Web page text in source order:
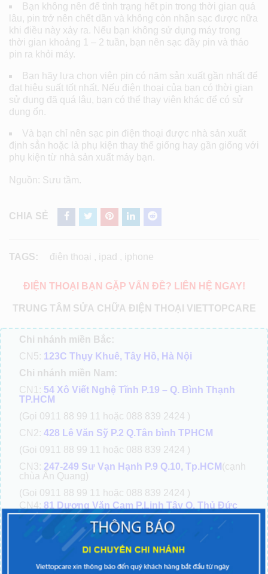
Bạn không nên để tình trạng hết pin trong thời gian quá
lâu, pin trở nên chết dần và không còn nhận sạc được nữa
khi điều này xảy ra. Nếu bạn không sử dụng máy trong
thời gian khoảng 1 – 2 tuần, bạn nên sạc đầy pin và tháo
pin ra khỏi máy.
Bạn hãy lựa chọn viên pin có năm sản xuất gần nhất để
đạt hiệu suất tốt nhất. Nếu điện thoại của bạn có thời gian
sử dụng đã quá lâu, bạn có thể thay viên khác để có sử
dụng ổn.
Và bạn chỉ nên sạc pin điện thoại được nhà sản xuất
định sẳn hoặc là phụ kiện thay thế giống hay gần giống với
phụ kiện từ nhà sản xuất máy bạn.
Nguồn: Sưu tầm.
CHIA SẺ
TAGS: điện thoại , ipad , iphone
ĐIỆN THOẠI BẠN GẶP VẤN ĐỀ? LIÊN HỆ NGAY!
TRUNG TÂM SỬA CHỮA ĐIỆN THOẠI VIETTOPCARE
Chi nhánh miền Bắc:
CN5: 123C Thụy Khuê, Tây Hồ, Hà Nội
Chi nhánh miền Nam:
CN1: 54 Xô Viết Nghệ Tĩnh P.19 – Q. Bình Thạnh
TP.HCM
(Gọi 0911 88 99 11 hoặc 088 839 2424 )
CN2: 428 Lê Văn Sỹ P.2 Q.Tân bình TPHCM
(Gọi 0911 88 99 11 hoặc 088 839 2424 )
CN3: 247-249 Sư Vạn Hạnh P.9 Q.10, Tp.HCM (cạnh
chùa Ấn Quang)
(Gọi 0911 88 99 11 hoặc 088 839 2424 )
CN4: 81 Dương Văn Cam P.Linh Tây Q. Thủ Đức
TPHCM (Gần chợ Thủ Đức)
(Gọi 0911 88 99 11 hoặc 088 839 2424 )
37 Nguyễn Oanh P.10 Q. Gò vấp TPHCM
(Gọi 0911 88 99 11 hoặc 088 839 2424)